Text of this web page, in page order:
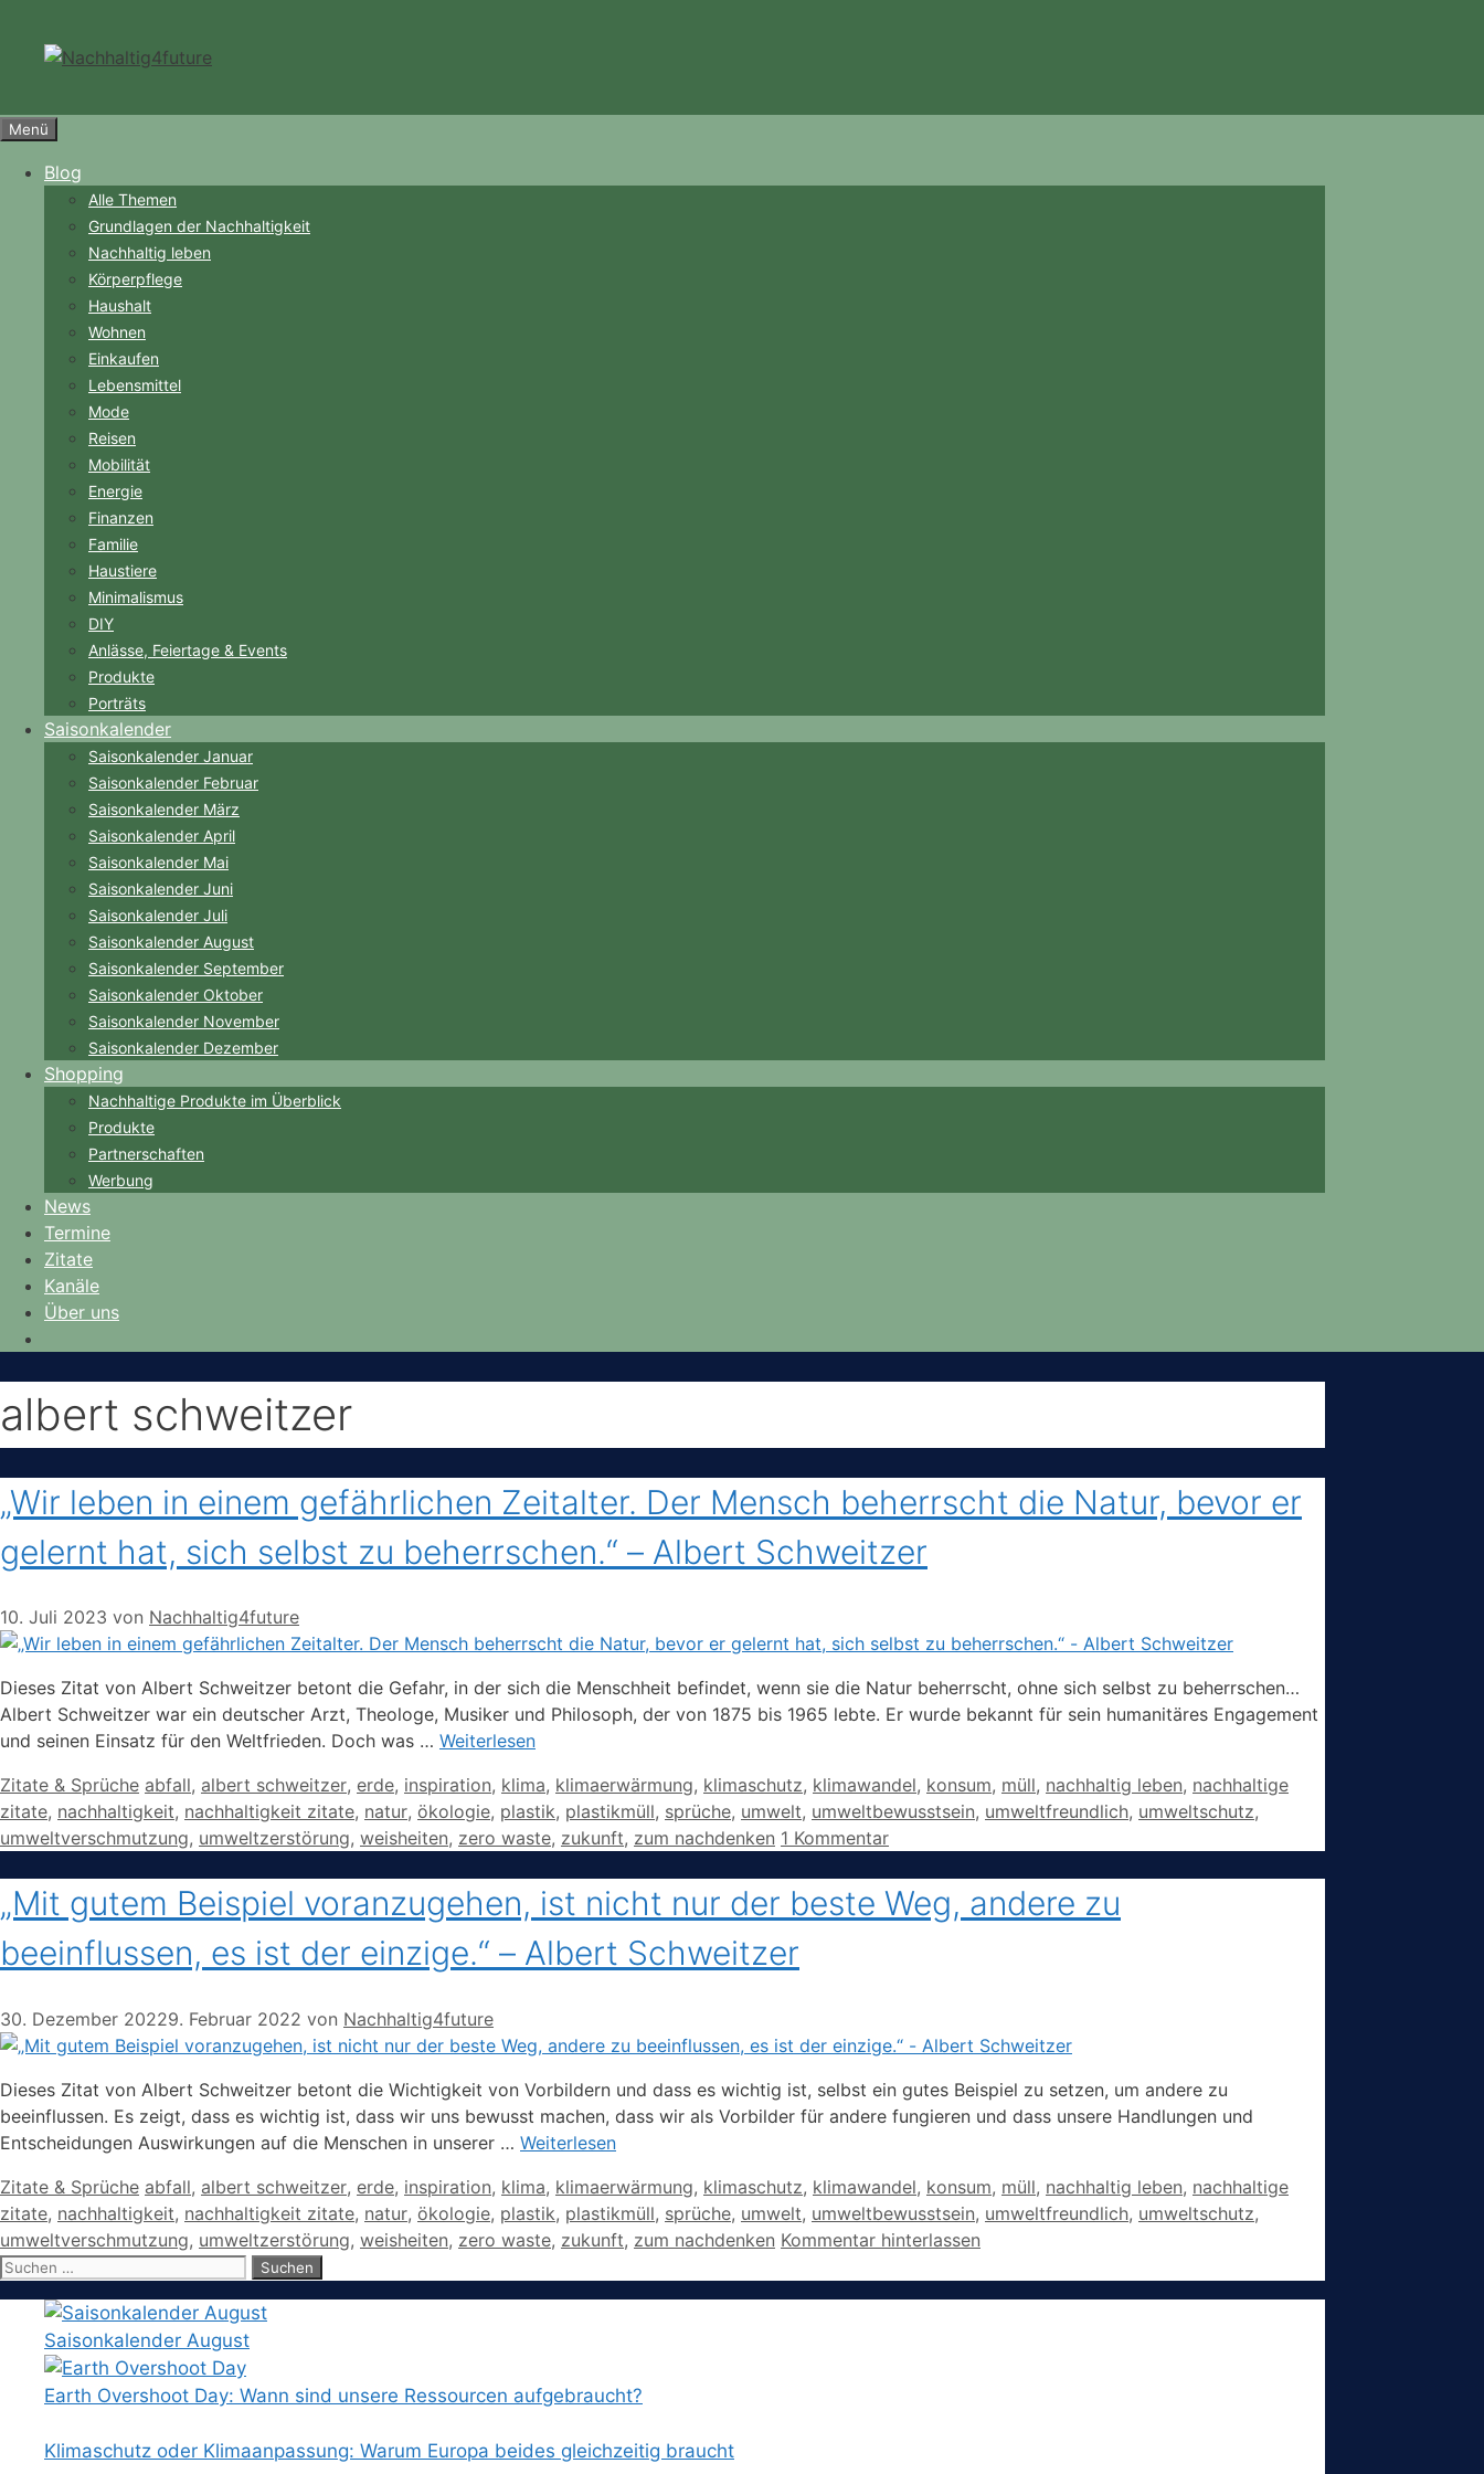
springen
Menü
Blog
Alle Themen
Grundlagen der Nachhaltigkeit
Nachhaltig leben
Körperpflege
Haushalt
Wohnen
Einkaufen
Lebensmittel
Mode
Reisen
Mobilität
Energie
Finanzen
Familie
Haustiere
Minimalismus
DIY
Anlässe, Feiertage & Events
Produkte
Porträts
Saisonkalender
Saisonkalender Januar
Saisonkalender Februar
Saisonkalender März
Saisonkalender April
Saisonkalender Mai
Saisonkalender Juni
Saisonkalender Juli
Saisonkalender August
Saisonkalender September
Saisonkalender Oktober
Saisonkalender November
Saisonkalender Dezember
Shopping
Nachhaltige Produkte im Überblick
Produkte
Partnerschaften
Werbung
News
Termine
Zitate
Kanäle
Über uns
albert schweitzer
„Wir leben in einem gefährlichen Zeitalter. Der Mensch beherrscht die Natur, bevor er
gelernt hat, sich selbst zu beherrschen.“ – Albert Schweitzer
10. Juli 2023 von Nachhaltig4future
Dieses Zitat von Albert Schweitzer betont die Gefahr, in der sich die Menschheit befindet, wenn sie die Natur beherrscht, ohne sich selbst zu beherrschen…
Albert Schweitzer war ein deutscher Arzt, Theologe, Musiker und Philosoph, der von 1875 bis 1965 lebte. Er wurde bekannt für sein humanitäres Engagement
und seinen Einsatz für den Weltfrieden. Doch was … Weiterlesen
Kategorien
Zitate & Sprüche Schlagwörter
abfall, albert schweitzer, erde, inspiration, klima, klimaerwärmung, klimaschutz, klimawandel, konsum, müll, nachhaltig leben, nachhaltige
zitate, nachhaltigkeit, nachhaltigkeit zitate, natur, ökologie, plastik, plastikmüll, sprüche, umwelt, umweltbewusstsein, umweltfreundlich, umweltschutz,
umweltverschmutzung, umweltzerstörung, weisheiten, zero waste, zukunft, zum nachdenken 1 Kommentar
„Mit gutem Beispiel voranzugehen, ist nicht nur der beste Weg, andere zu
beeinflussen, es ist der einzige.“ – Albert Schweitzer
30. Dezember 20229. Februar 2022 von Nachhaltig4future
Dieses Zitat von Albert Schweitzer betont die Wichtigkeit von Vorbildern und dass es wichtig ist, selbst ein gutes Beispiel zu setzen, um andere zu
beeinflussen. Es zeigt, dass es wichtig ist, dass wir uns bewusst machen, dass wir als Vorbilder für andere fungieren und dass unsere Handlungen und
Entscheidungen Auswirkungen auf die Menschen in unserer … Weiterlesen
Kategorien
Zitate & Sprüche Schlagwörter
abfall, albert schweitzer, erde, inspiration, klima, klimaerwärmung, klimaschutz, klimawandel, konsum, müll, nachhaltig leben, nachhaltige
zitate, nachhaltigkeit, nachhaltigkeit zitate, natur, ökologie, plastik, plastikmüll, sprüche, umwelt, umweltbewusstsein, umweltfreundlich, umweltschutz,
umweltverschmutzung, umweltzerstörung, weisheiten, zero waste, zukunft, zum nachdenken Kommentar hinterlassen
Suchen
Saisonkalender August
Earth Overshoot Day: Wann sind unsere Ressourcen aufgebraucht?
Klimaschutz oder Klimaanpassung: Warum Europa beides gleichzeitig braucht